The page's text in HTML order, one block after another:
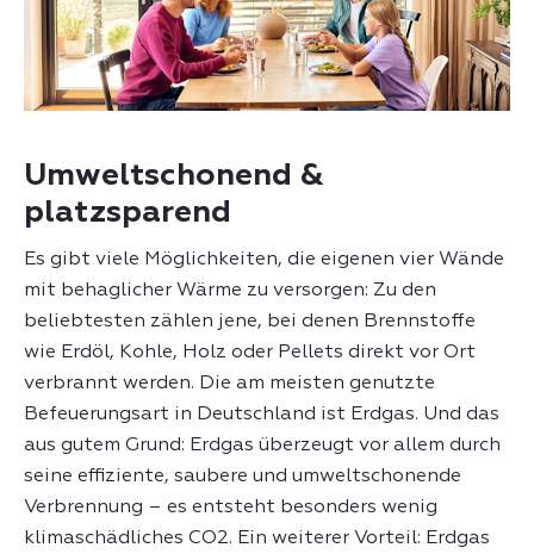
Umweltschonend &
platzsparend
Es gibt viele Möglichkeiten, die eigenen vier Wände
mit behaglicher Wärme zu versorgen: Zu den
beliebtesten zählen jene, bei denen Brennstoffe
wie Erdöl, Kohle, Holz oder Pellets direkt vor Ort
verbrannt werden. Die am meisten genutzte
Befeuerungsart in Deutschland ist Erdgas. Und das
aus gutem Grund: Erdgas überzeugt vor allem durch
seine effiziente, saubere und umweltschonende
Verbrennung – es entsteht besonders wenig
klimaschädliches CO2. Ein weiterer Vorteil: Erdgas